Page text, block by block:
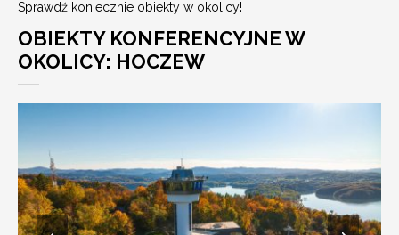
Sprawdź koniecznie obiekty w okolicy!
OBIEKTY KONFERENCYJNE W
OKOLICY: HOCZEW